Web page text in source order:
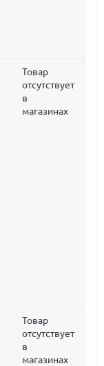
Товар
отсутствует
в
магазинах
Товар
отсутствует
в
магазинах